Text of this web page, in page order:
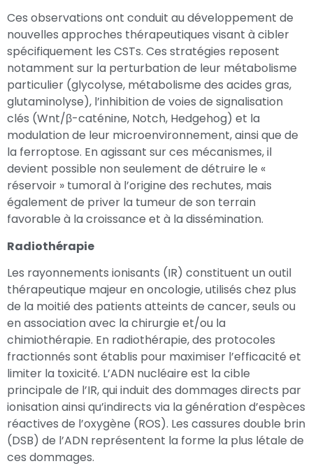
Ces observations ont conduit au développement de
nouvelles approches thérapeutiques visant à cibler
spécifiquement les CSTs. Ces stratégies reposent
notamment sur la perturbation de leur métabolisme
particulier (glycolyse, métabolisme des acides gras,
glutaminolyse), l’inhibition de voies de signalisation
clés (Wnt/β-caténine, Notch, Hedgehog) et la
modulation de leur microenvironnement, ainsi que de
la ferroptose. En agissant sur ces mécanismes, il
devient possible non seulement de détruire le «
réservoir » tumoral à l’origine des rechutes, mais
également de priver la tumeur de son terrain
favorable à la croissance et à la dissémination.
Radiothérapie
Les rayonnements ionisants (IR) constituent un outil
thérapeutique majeur en oncologie, utilisés chez plus
de la moitié des patients atteints de cancer, seuls ou
en association avec la chirurgie et/ou la
chimiothérapie. En radiothérapie, des protocoles
fractionnés sont établis pour maximiser l’efficacité et
limiter la toxicité. L’ADN nucléaire est la cible
principale de l’IR, qui induit des dommages directs par
ionisation ainsi qu’indirects via la génération d’espèces
réactives de l’oxygène (ROS). Les cassures double brin
(DSB) de l’ADN représentent la forme la plus létale de
ces dommages.